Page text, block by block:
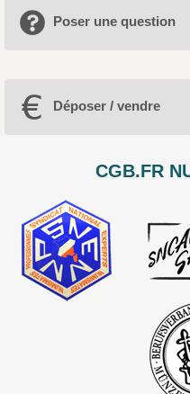
Poser une question
Déposer / vendre
CGB.FR